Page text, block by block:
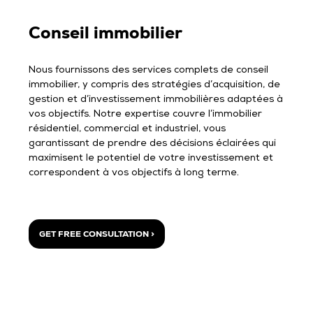
Conseil immobilier
Nous fournissons des services complets de conseil
immobilier, y compris des stratégies d’acquisition, de
gestion et d’investissement immobilières adaptées à
vos objectifs. Notre expertise couvre l’immobilier
résidentiel, commercial et industriel, vous
garantissant de prendre des décisions éclairées qui
maximisent le potentiel de votre investissement et
correspondent à vos objectifs à long terme.
GET FREE CONSULTATION >